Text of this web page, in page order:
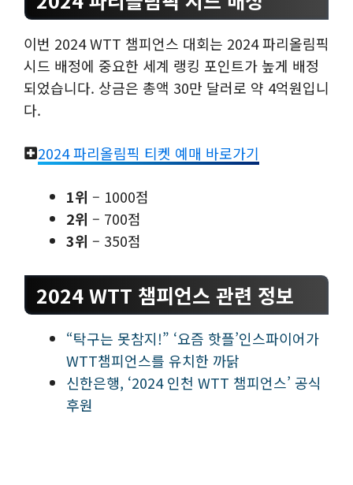
이번 2024 WTT 챔피언스 대회는 2024 파리올림픽
시드 배정에 중요한 세계 랭킹 포인트가 높게 배정
되었습니다. 상금은 총액 30만 달러로 약 4억원입니
다.
2024 파리올림픽 티켓 예매 바로가기
1위 – 1000점
2위 – 700점
3위 – 350점
2024 WTT 챔피언스 관련 정보
“탁구는 못참지!” ‘요즘 핫플’인스파이어가
WTT챔피언스를 유치한 까닭
신한은행, ‘2024 인천 WTT 챔피언스’ 공식
후원